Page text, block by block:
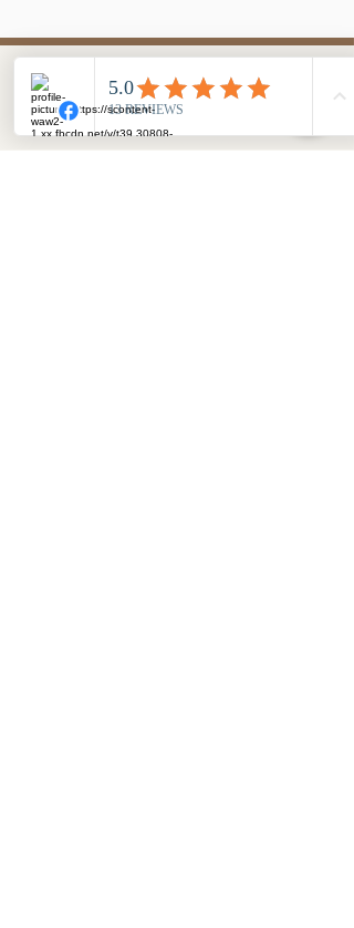
e-mail:
rajdy.konne.podlasie@gmail.com
tel. (+48)535 460 688
Więcej w zakładceKontakt